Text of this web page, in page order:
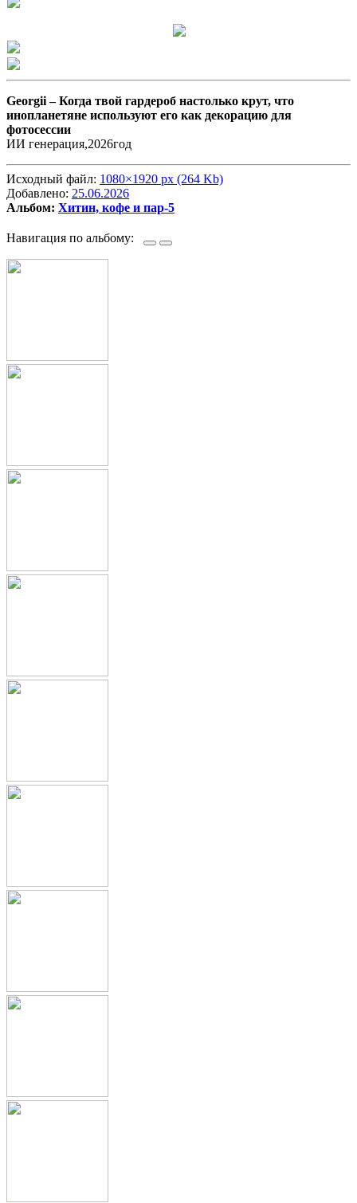
Georgii –Когда твой гардероб настолько крут, что
инопланетяне используют его как декорацию для
фотосессии
ИИ генерация,2026год
Исходный файл: 1080×1920 px (264 Kb)
Добавлено: 25.06.2026
Альбом: Хитин, кофе и пар-5
Навигация по альбому: